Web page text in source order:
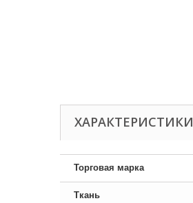
ХАРАКТЕРИСТИКИ
Торговая марка
Ткань